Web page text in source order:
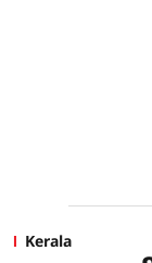
Kerala